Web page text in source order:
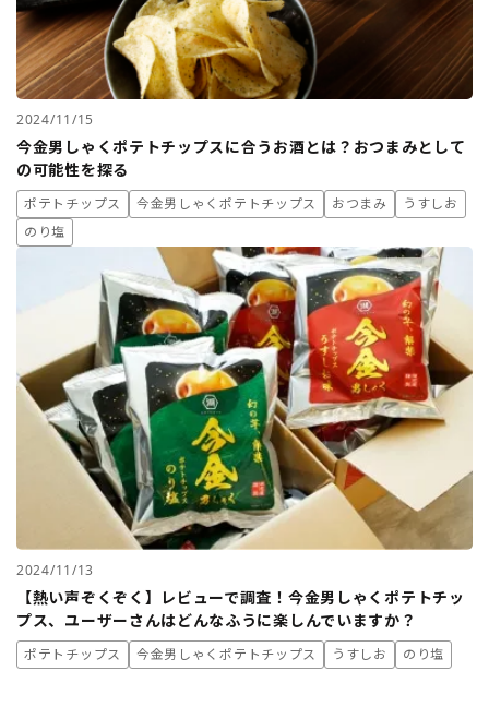
2024/11/15
今金男しゃくポテトチップスに合うお酒とは？おつまみとして
の可能性を探る
ポテトチップス 今金男しゃくポテトチップス おつまみ
うすしお
のり塩
2024/11/13
【熱い声ぞくぞく】レビューで調査！今金男しゃくポテトチッ
プス、ユーザーさんはどんなふうに楽しんでいますか？
ポテトチップス 今金男しゃくポテトチップス うすしお のり塩